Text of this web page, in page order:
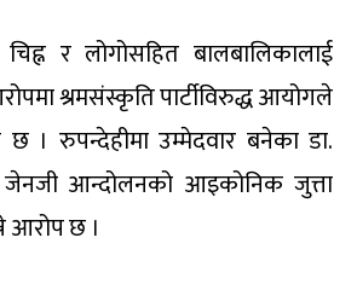
र लोगोसहित बालबालिकालाई
श्रमसंस्कृति पार्टीविरुद्ध आयोगले
छ । रुपन्देहीमा उम्मेदवार बनेका डा.
आन्दोलनको आइकोनिक जुत्ता
आरोप छ ।